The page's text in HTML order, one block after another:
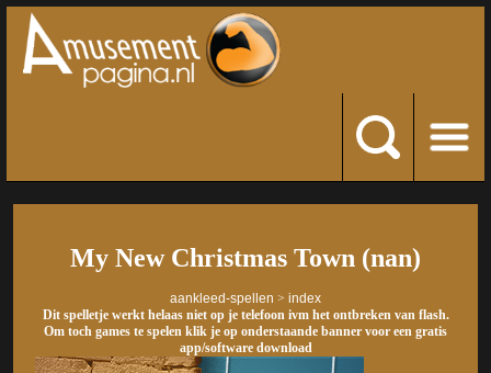
My New Christmas Town (nan)
aankleed-spellen > index
Dit spelletje werkt helaas niet op je telefoon ivm het ontbreken van flash.
Om toch games te spelen klik je op onderstaande banner voor een gratis
app/software download